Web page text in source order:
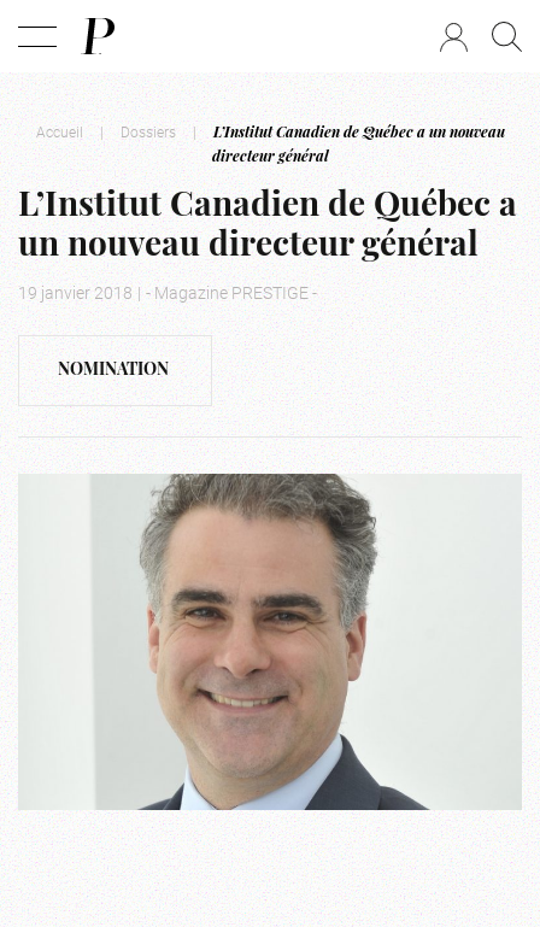
Accueil | Dossiers |
L’Institut Canadien de Québec a un nouveau
directeur général
L’Institut Canadien de Québec a
un nouveau directeur général
19 janvier 2018 | - Magazine PRESTIGE -
NOMINATION